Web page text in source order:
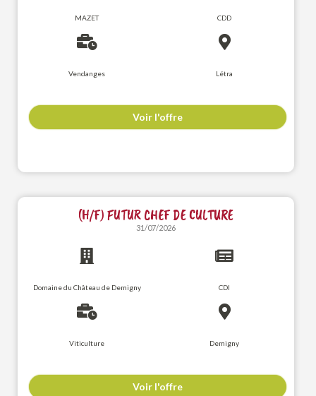
MAZET CDD
Vendanges Létra
Voir l'offre
(H/F) FUTUR CHEF DE CULTURE
31/07/2026
Domaine du Château de Demigny CDI
Viticulture Demigny
Voir l'offre